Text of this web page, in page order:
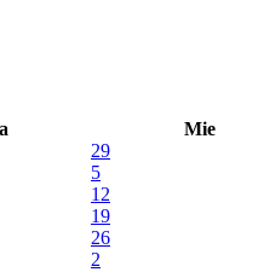
Mie
29
5
12
19
26
2